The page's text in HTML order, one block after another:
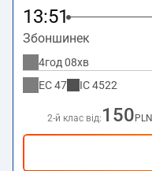
13:51
Збоншинек
4год 08хв
EC47 IC4522
2-й клас від: 150 PLN